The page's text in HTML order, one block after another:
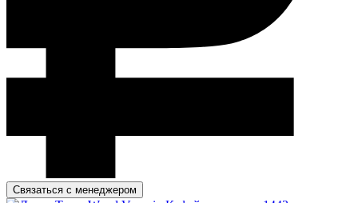
Связаться с менеджером